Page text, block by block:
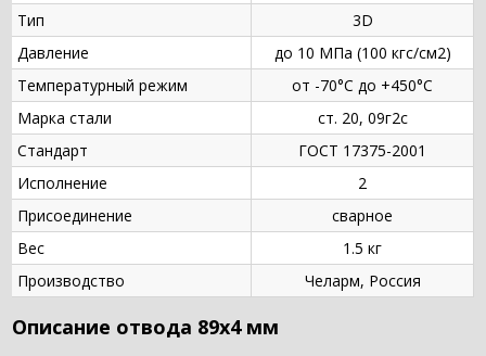
Тип
3D
Давление
до 10 МПа (100 кгс/см2)
Температурный режим
от -70°С до +450°С
Марка стали
ст. 20, 09г2с
Стандарт
ГОСТ 17375-2001
Исполнение
2
Присоединение
сварное
Вес
1.5 кг
Производство
Челарм, Россия
Описание отвода 89х4 мм